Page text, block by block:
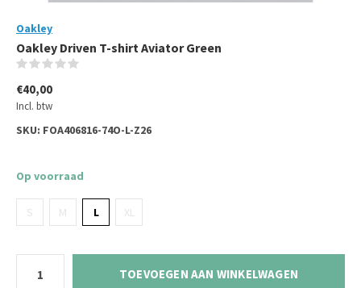
Oakley
Oakley Driven T-shirt Aviator Green
€40,00
Incl. btw
SKU: FOA406816-74O-L-Z26
Op voorraad
S M L XL
TOEVOEGEN AAN WINKELWAGEN